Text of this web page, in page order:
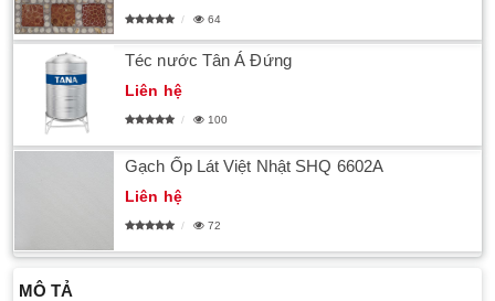
64
Téc nước Tân Á Đứng
Liên hệ
100
Gạch Ốp Lát Việt Nhật SHQ 6602A
Liên hệ
72
MÔ TẢ